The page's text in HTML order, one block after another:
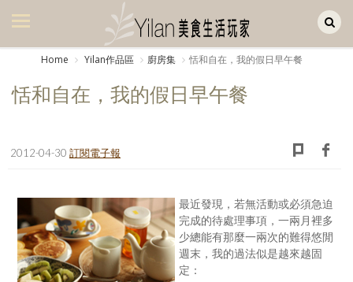
美食集
生活風
書房集
日記簿
Home Yilan作品區 廚房集 恬和自在，我的假日早午餐
恬和自在，我的假日早午餐
2012-04-30 訂閱電子報
最近發現，若無活動或必須急迫
完成的待處理事項，一兩月裡多
少總能有那麼一兩次的難得悠閒
週末，我的過法似是越來越固
定：